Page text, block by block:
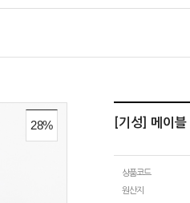
28% [기성] 메이
상품코드
원산지